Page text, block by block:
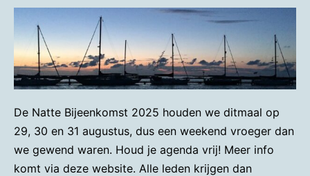
De Natte Bijeenkomst 2025 houden we ditmaal op
29, 30 en 31 augustus, dus een weekend vroeger dan
we gewend waren. Houd je agenda vrij! Meer info
komt via deze website. Alle leden krijgen dan